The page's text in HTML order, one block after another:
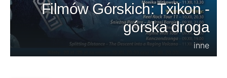
Filmów Górskich: Txikon -
górska droga
inne